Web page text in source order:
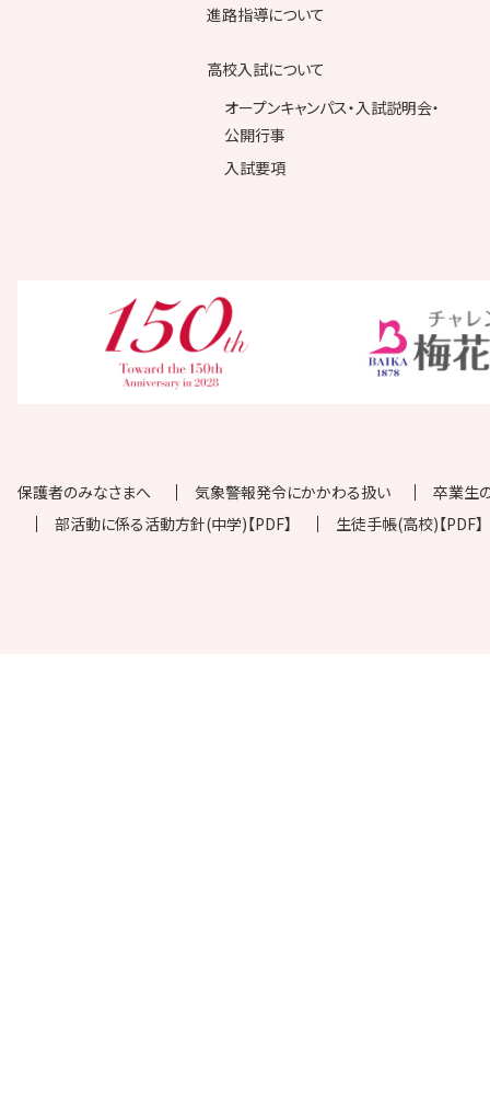
進路指導について
高校入試について
オープンキャンパス・入試説明会・
公開行事
入試要項
保護者のみなさまへ 気象警報発令にかかわる扱い
卒業生
部活動に係る活動方針(中学)【PDF】
生徒手帳(高校)【PDF】